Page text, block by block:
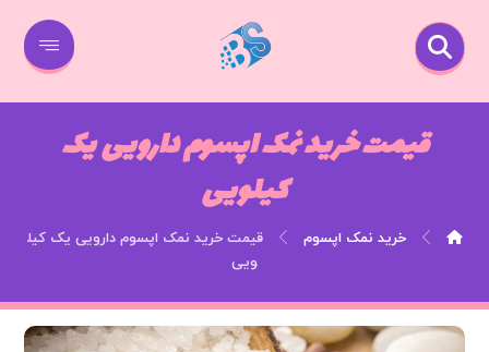
قیمت خرید نمک اپسوم دارویی یک
کیلویی
خرید نمک اپسوم
قیمت خرید نمک اپسوم دارویی یک کیل
ویی